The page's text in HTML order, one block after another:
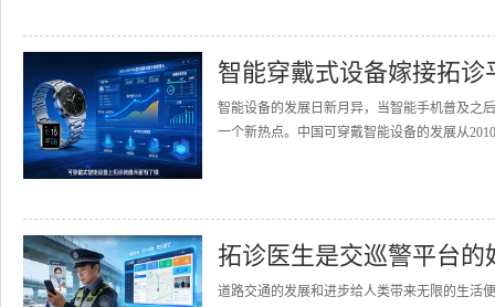
智能穿戴式设备嫁接拓
智能设备的发展日新月异，当智能手机普及之
一个新热点。中国可穿戴智能设备的发展从
拓诊医生是交巡警平台的
道路交通的发展和进步给人类带来无限的生活